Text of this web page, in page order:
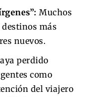
Muchos
más
nuevos.
perdido
como
del viajero